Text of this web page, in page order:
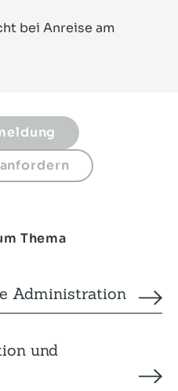
bei Anreise am
Thema
Administration
und